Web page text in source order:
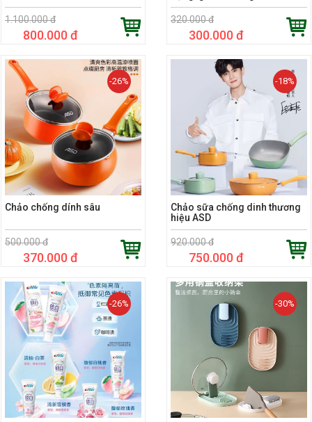
1.100.000 đ
800.000 đ
320.000 đ
300.000 đ
-26%
Chảo chống dính sâu
500.000 đ
370.000 đ
-18%
Chảo sữa chống dinh thương
hiệu ASD
920.000 đ
750.000 đ
-26% -30%